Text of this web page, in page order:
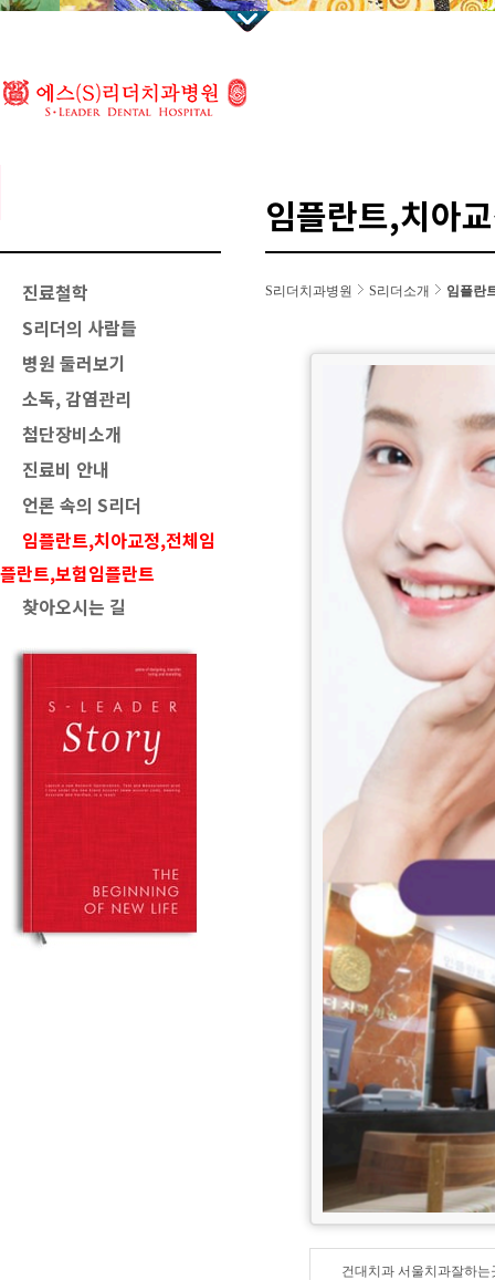
진료철학
S리더의 사람들
병원 둘러보기
소독, 감염관리
첨단장비소개
진료비 안내
언론 속의 S리더
임플란트,치아교정,전체임
플란트,보험임플란트
찾아오시는 길
임플란트,치아
S리더치과병원 S리더소개 임플란
건대치과 서울치과잘하